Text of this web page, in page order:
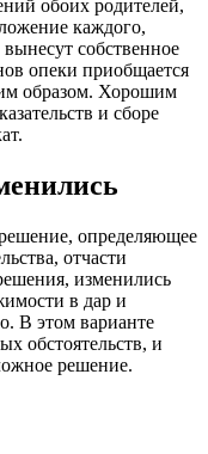
обоих родителей,
каждого,
собственное
опеки приобщается
образом. Хорошим
и сборе
определяющее
отчасти
изменились
в дар и
В этом варианте
обстоятельств, и
решение.